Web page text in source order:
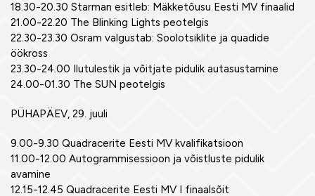
18.30-20.30 Starman esitleb: Mäkketõusu Eesti MV finaalid
21.00-22.20 The Blinking Lights peotelgis
22.30-23.30 Osram valgustab: Soolotsiklite ja quadide
öökross
23.30-24.00 Ilutulestik ja võitjate pidulik autasustamine
24.00-01.30 The SUN peotelgis
PÜHAPÄEV, 29. juuli
9.00-9.30 Quadracerite Eesti MV kvalifikatsioon
11.00-12.00 Autogrammisessioon ja võistluste pidulik
avamine
12.15-12.45 Quadracerite Eesti MV I finaalsõit